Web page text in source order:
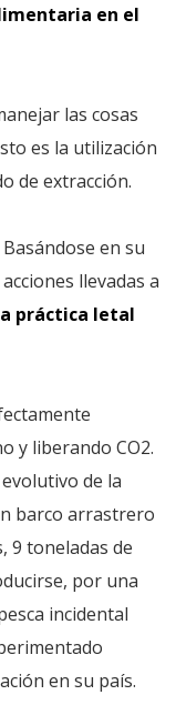
en el
las cosas
es la utilización
de extracción.
en su
llevadas a
práctica letal
y liberando CO2.
de la
barco arrastrero
9 toneladas de
por una
incidental
en su país.